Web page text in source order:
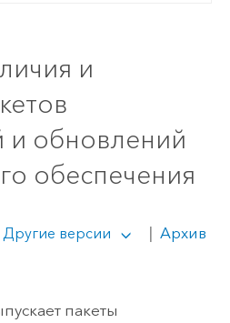
и
и обновлений
обеспечения
Другие версии | Архив
пакеты